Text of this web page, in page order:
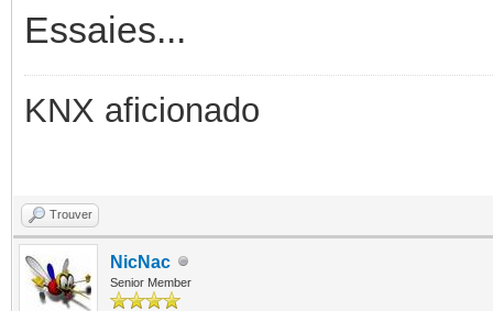
Essaies...
KNX aficionado
Trouver
NicNac
Senior Member